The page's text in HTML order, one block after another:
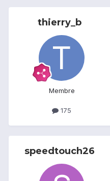
thierry_b
Membre
175
speedtouch26